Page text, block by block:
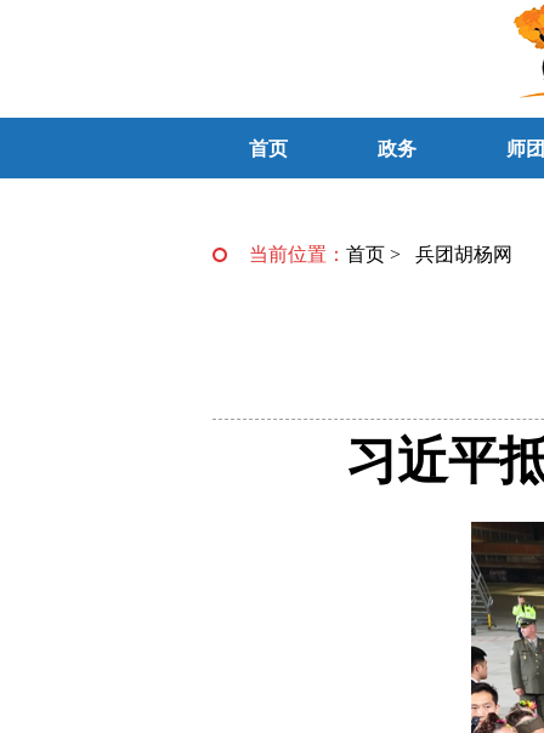
首页 政务 师
当前位置： 首页 > 兵团胡杨网
习近平